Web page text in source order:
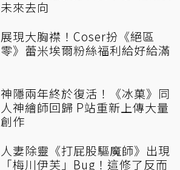
未來去向
展現大胸襟！Coser扮《絕區
零》蕾米埃爾粉絲福利給好給滿
神隱兩年終於復活！《冰菓》同
人神繪師回歸 P站重新上傳大量
創作
人妻除靈《打屁股驅魔師》出現
「梅川伊芙」Bug！這修了反而